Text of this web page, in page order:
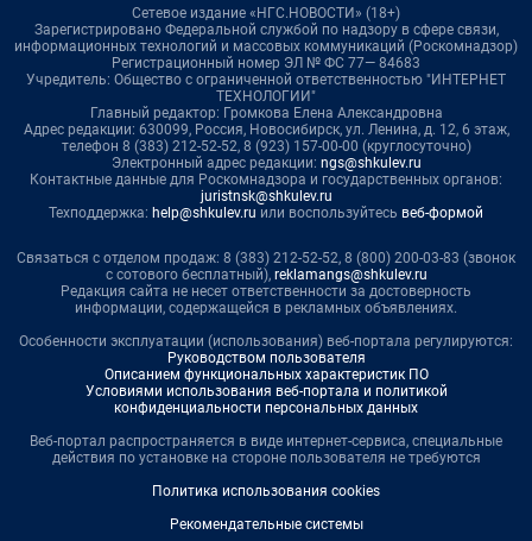
Сетевое издание «НГС.НОВОСТИ» (18+)
Зарегистрировано Федеральной службой по надзору в сфере связи,
информационных технологий и массовых коммуникаций (Роскомнадзор)
Регистрационный номер ЭЛ № ФС 77— 84683
Учредитель: Общество с ограниченной ответственностью "ИНТЕРНЕТ
ТЕХНОЛОГИИ"
Главный редактор: Громкова Елена Александровна
Адрес редакции: 630099, Россия, Новосибирск, ул. Ленина, д. 12, 6 этаж,
телефон 8 (383) 212-52-52, 8 (923) 157-00-00 (круглосуточно)
Электронный адрес редакции: ngs@shkulev.ru
Контактные данные для Роскомнадзора и государственных органов:
juristnsk@shkulev.ru
Техподдержка: help@shkulev.ru или воспользуйтесь веб-формой
Связаться с отделом продаж: 8 (383) 212-52-52, 8 (800) 200-03-83 (звонок
с сотового бесплатный), reklamangs@shkulev.ru
Редакция сайта не несет ответственности за достоверность
информации, содержащейся в рекламных объявлениях.
Особенности эксплуатации (использования) веб-портала регулируются:
Руководством пользователя
Описанием функциональных характеристик ПО
Условиями использования веб-портала и политикой
конфиденциальности персональных данных
Веб-портал распространяется в виде интернет-сервиса, специальные
действия по установке на стороне пользователя не требуются
Политика использования cookies
Рекомендательные системы